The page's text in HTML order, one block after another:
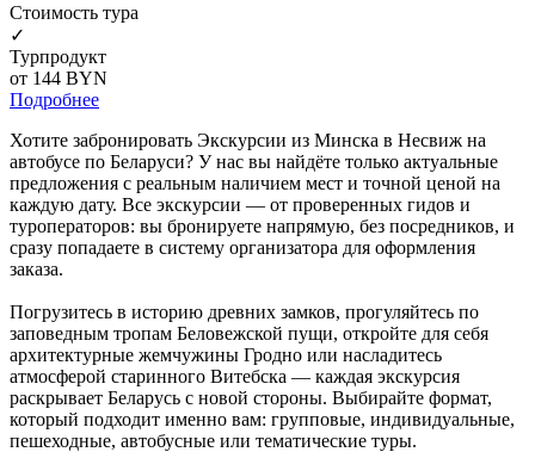
Cтоимость тура
✓
Турпродукт
от 144 BYN
Подробнее
Хотите забронировать Экскурсии из Минска в Несвиж на
автобусе по Беларуси? У нас вы найдёте только актуальные
предложения с реальным наличием мест и точной ценой на
каждую дату. Все экскурсии — от проверенных гидов и
туроператоров: вы бронируете напрямую, без посредников, и
сразу попадаете в систему организатора для оформления
заказа.
Погрузитесь в историю древних замков, прогуляйтесь по
заповедным тропам Беловежской пущи, откройте для себя
архитектурные жемчужины Гродно или насладитесь
атмосферой старинного Витебска — каждая экскурсия
раскрывает Беларусь с новой стороны. Выбирайте формат,
который подходит именно вам: групповые, индивидуальные,
пешеходные, автобусные или тематические туры.